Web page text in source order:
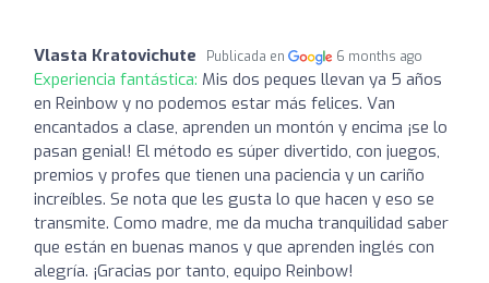
Vlasta Kratovichute Publicada en 6 months ago
Experiencia fantástica: Mis dos peques llevan ya 5 años
en Reinbow y no podemos estar más felices. Van
encantados a clase, aprenden un montón y encima ¡se lo
pasan genial! El método es súper divertido, con juegos,
premios y profes que tienen una paciencia y un cariño
increíbles. Se nota que les gusta lo que hacen y eso se
transmite. Como madre, me da mucha tranquilidad saber
que están en buenas manos y que aprenden inglés con
alegría. ¡Gracias por tanto, equipo Reinbow!